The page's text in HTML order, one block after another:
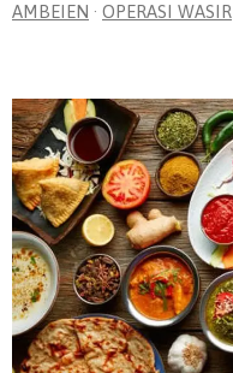
AMBEIEN · OPERASI WASIR